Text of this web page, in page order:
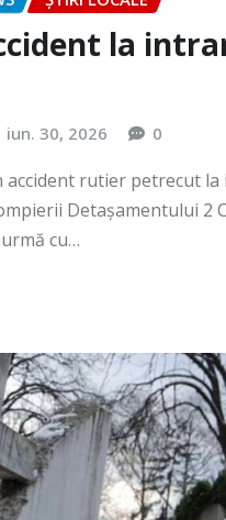
la
iun. 30, 2026 0
accident rutier petrecut
Detașamentului 2
cu…